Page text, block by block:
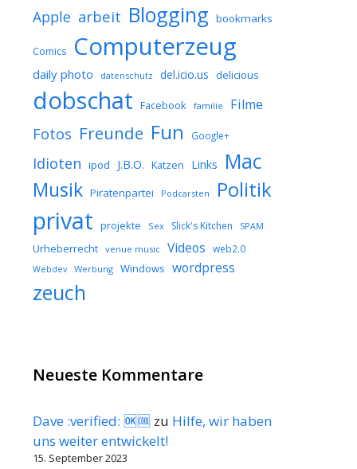
Apple arbeit Blogging bookmarks
Comics Computerzeug
daily photo datenschutz del.icio.us delicious
dobschat Facebook familie Filme
Fotos Freunde Fun Google+
Idioten ipod J.B.O. Katzen Links Mac
Musik Piratenpartei Podcarsten Politik
privat projekte Sex Slick's Kitchen SPAM
Urheberrecht venue music Videos web2.0
Webdev Werbung Windows wordpress
zeuch
Neueste Kommentare
Dave :verified: 🆗🆒 zu Hilfe, wir haben
uns weiter entwickelt!
15. September 2023